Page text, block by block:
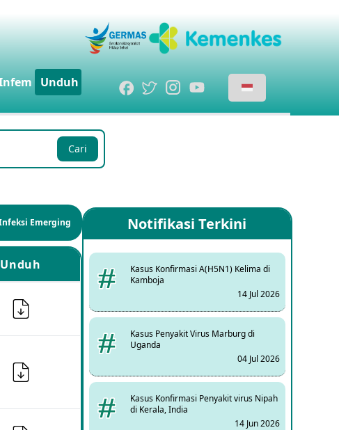
Unduh
Cari
Emerging
Unduh
Notifikasi Terkini
Kasus Konfirmasi A(H5N1) Kelima di
Kamboja
14 Jul 2026
Kasus Penyakit Virus Marburg di
Uganda
04 Jul 2026
Kasus Konfirmasi Penyakit virus Nipah
di Kerala, India
14 Jun 2026